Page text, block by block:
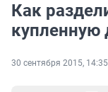
Как
купленную
30 сентября 2015, 14:35